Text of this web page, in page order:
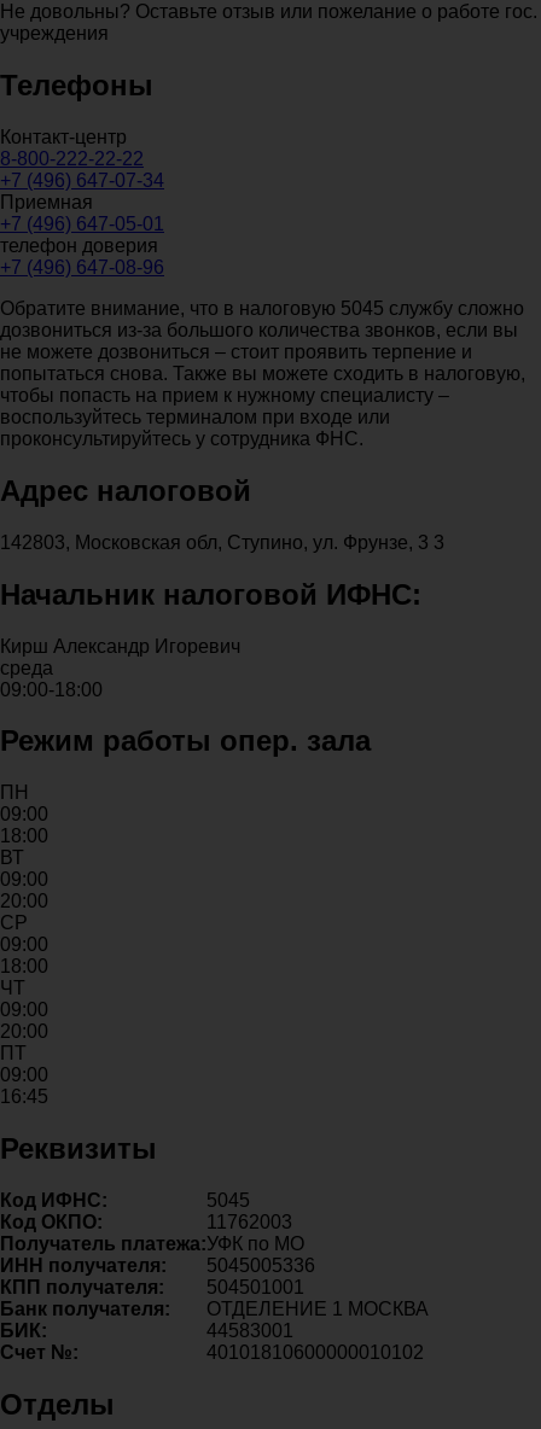
Не довольны? Оставьте отзыв или пожелание о работе гос.
учреждения
Телефоны
Контакт-центр
8-800-222-22-22
+7 (496) 647-07-34
Приемная
+7 (496) 647-05-01
телефон доверия
+7 (496) 647-08-96
Обратите внимание, что в налоговую 5045 службу сложно
дозвониться из-за большого количества звонков, если вы
не можете дозвониться – стоит проявить терпение и
попытаться снова. Также вы можете сходить в налоговую,
чтобы попасть на прием к нужному специалисту –
воспользуйтесь терминалом при входе или
проконсультируйтесь у сотрудника ФНС.
Адрес налоговой
142803, Московская обл, Ступино, ул. Фрунзе, 3 3
Начальник налоговой ИФНС:
Кирш Александр Игоревич
среда
09:00-18:00
Режим работы опер. зала
ПН
09:00
18:00
ВТ
09:00
20:00
СР
09:00
18:00
ЧТ
09:00
20:00
ПТ
09:00
16:45
Реквизиты
Код ИФНС:
5045
Код ОКПО:
11762003
Получатель платежа:УФК по МО
ИНН получателя:
5045005336
КПП получателя:
504501001
Банк получателя:
ОТДЕЛЕНИЕ 1 МОСКВА
БИК:
44583001
Счет №:
40101810600000010102
Отделы